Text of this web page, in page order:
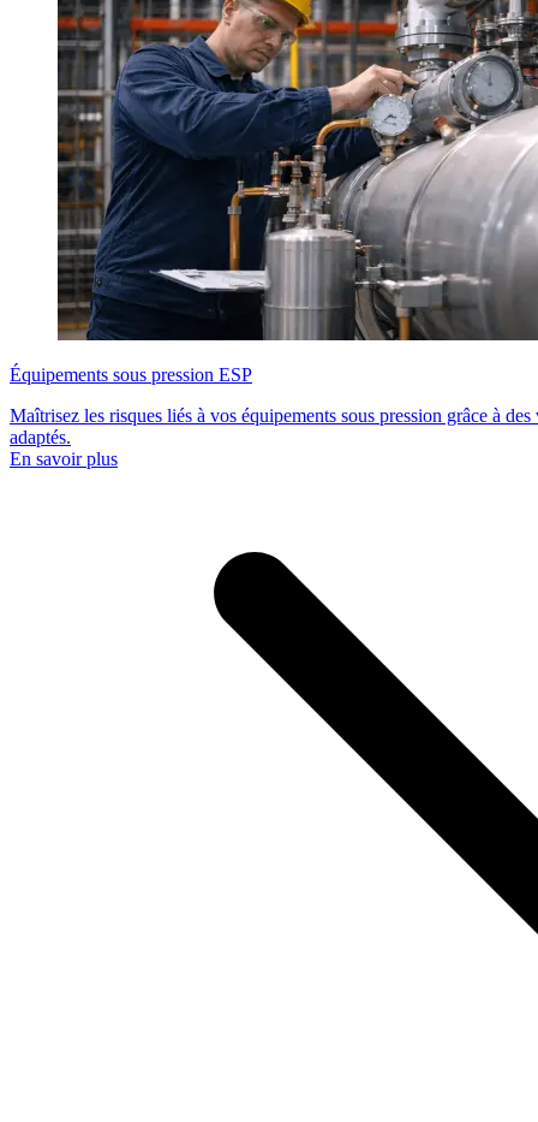
Équipements sous pression ESP
Maîtrisez les risques liés à vos équipements sous pression grâce à
adaptés.
En savoir plus